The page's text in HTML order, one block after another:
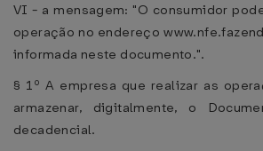
VI - a mensagem: "O consumidor
operação no endereço
informada neste documento.".
§ 1º A empresa que realizar as
armazenar, digitalmente, o
decadencial.